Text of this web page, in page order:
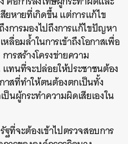
ยหายที่เกิดขึ้น แต่การแก้ไข
การมองไปถึงการแก้ไขปัญหา
ลื่อมล้ำในการเข้าถึงโอกาสเพื่อ
รสร้างโครงข่ายความ
ทนที่จะปล่อยให้ประชาชนต้อง
สที่ทำให้ตนต้องตกเป็นทั้ง
นผู้กระทำความผิดเสียเองใน
ที่จะต้องเข้าไปตรวจสอบการ